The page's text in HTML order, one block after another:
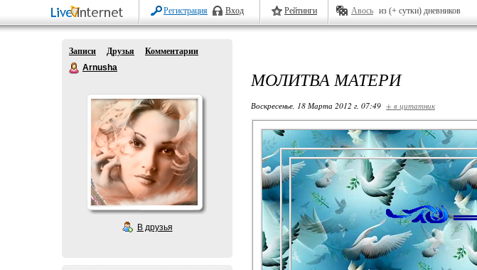
Регистрация Вход Рейтинги Авось из (+ сутки) дневников
Записи Друзья
Комментарии
Arnusha
В друзья
МОЛИТВА МАТЕРИ
Воскресенье, 18 Марта 2012 г. 07:49 + в цитатник